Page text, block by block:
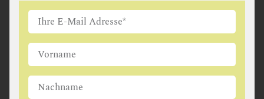
Ich bin Gastronom:in, Produzent:in, Verarbeiter:in oder
Shopbesitzer:in
Ich bin Konsument:in